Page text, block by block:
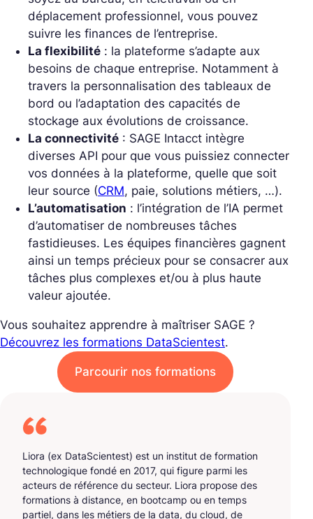
déplacement professionnel, vous pouvez
suivre les finances de l’entreprise.
La flexibilité : la plateforme s’adapte aux
besoins de chaque entreprise. Notamment à
travers la personnalisation des tableaux de
bord ou l’adaptation des capacités de
stockage aux évolutions de croissance.
La connectivité : SAGE Intacct intègre
diverses API pour que vous puissiez connecter
vos données à la plateforme, quelle que soit
leur source (CRM, paie, solutions métiers, …).
L’automatisation : l’intégration de l’IA permet
d’automatiser de nombreuses tâches
fastidieuses. Les équipes financières gagnent
ainsi un temps précieux pour se consacrer aux
tâches plus complexes et/ou à plus haute
valeur ajoutée.
Vous souhaitez apprendre à maîtriser SAGE ?
Découvrez les formations DataScientest.
Parcourir nos formations
Liora (ex DataScientest) est un institut de formation
technologique fondé en 2017, qui figure parmi les
acteurs de référence du secteur. Liora propose des
formations à distance, en bootcamp ou en temps
partiel, dans les métiers de la data, du cloud, de